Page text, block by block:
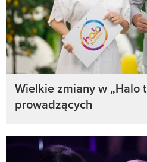
Wielkie zmiany w „Halo
prowadzących